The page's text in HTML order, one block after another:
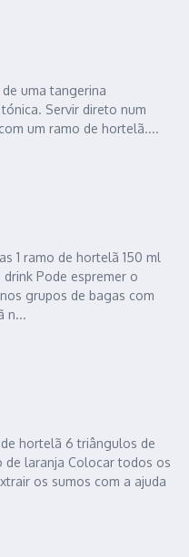
uma tangerina
Servir direto num
um ramo de hortelã....
1 ramo de hortelã 150 ml
Pode espremer o
grupos de bagas com
n...
hortelã 6 triângulos de
de laranja Colocar todos os
os sumos com a ajuda